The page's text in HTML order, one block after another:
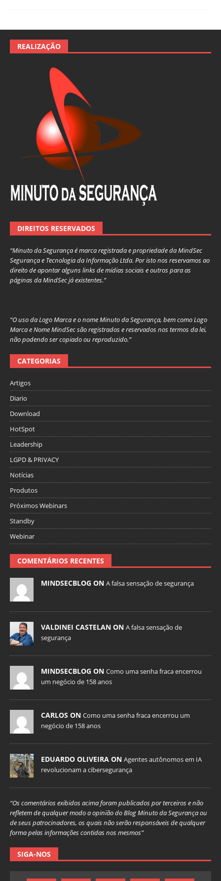
REALIZAÇÃO
DIREITOS RESERVADOS
“Minuto da Segurança é marca registrada e propriedade da MindSec
Segurança e Tecnologia da Informação Ltda. Por isto nos reservamos ao
direito de apontar alguns links de mídias sociais e outros para as
páginas da MindSec já existentes.”
“O uso da Logo Marca e o nome Minuto da Segurança, bem como Logo
Marca e Nome MindSec são registrados e reservados nos termos da lei,
não podendo ser copiado ou reproduzido.”
CATEGORIAS
Artigos
Diario
Download
HotSpot
Leadership
LGPD & PRIVACY
Notícias
Produtos
Próximos Webinars
Standby
Webinar
COMENTÁRIOS RECENTES
MINDSECBLOG ON A falsa sensação de segurança
VALDINEI CASTELAN ON A falsa sensação de
segurança
MINDSECBLOG ON Como uma senha fraca encerrou
um negócio de 158 anos
CARLOS ON Como uma senha fraca encerrou um
negócio de 158 anos
EDUARDO OLIVEIRA ON Agentes autônomos em IA
revolucionam a cibersegurança
“Os comentários exibidos acima foram publicados por terceiros e não
refletem de qualquer modo a opinião do Blog Minuto da Segurança ou
de seus patrocinadores, os quais não serão responsáveis de qualquer
forma pelas informações contidas nos mesmos”
SIGA-NOS